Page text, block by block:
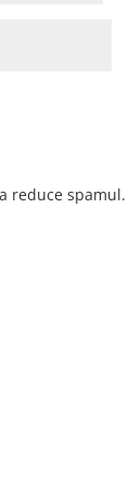
reduce spamul.